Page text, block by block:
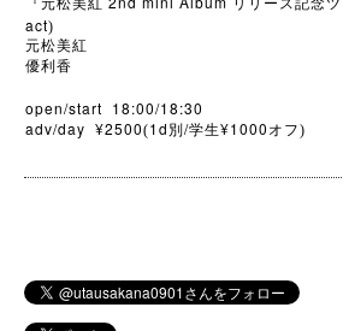
『元松美紅 リリース記念
act)
元松美紅
優利香
open/start 18:00/18:30
adv/day ¥2500(1d 別 /学生¥1000 オフ)